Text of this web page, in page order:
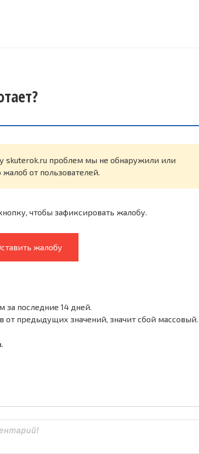
у skuterok.ru проблем мы не обнаружили или
от пользователей.
чтобы зафиксировать жалобу.
жалобу
за последние 14 дней.
предыдущих значений, значит сбой массовый.